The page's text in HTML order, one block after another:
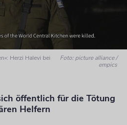
Herzi Halevi bei
Foto: picture alliance /
empics
öffentlich für die Tötung
Helfern